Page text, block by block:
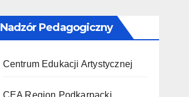
Nadzór Pedagogiczny
Centrum Edukacji Artystycznej
CEA Region Podkarpacki